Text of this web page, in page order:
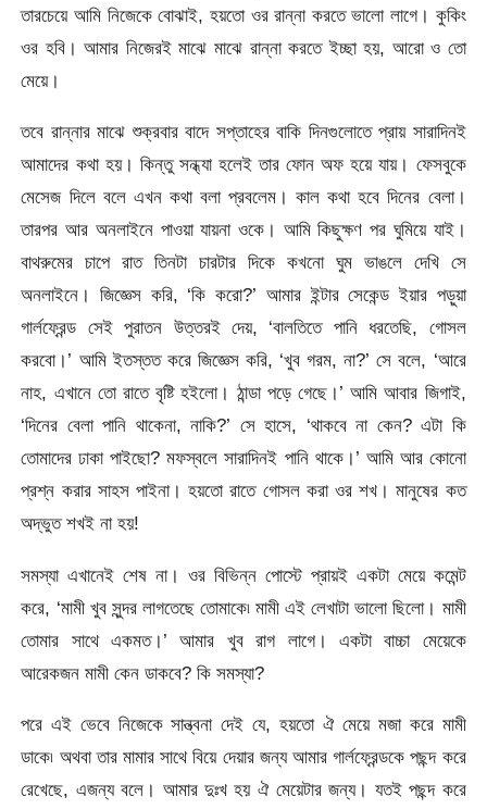
তারচেয়ে আমি নিজেকে বোঝাই, হয়তো ওর রান্না করতে ভালো লাগে। কুকিং
ওর হবি। আমার নিজেরই মাঝে মাঝে রান্না করতে ইচ্ছা হয়, আরো ও তো
মেয়ে।
তবে রান্নার মাঝে শুক্রবার বাদে সপ্তাহের বাকি দিনগুলোতে প্রায় সারাদিনই
আমাদের কথা হয়। কিন্তু সন্ধ্যা হলেই তার ফোন অফ হয়ে যায়। ফেসবুকে
মেসেজ দিলে বলে এখন কথা বলা প্রবলেম। কাল কথা হবে দিনের বেলা।
তারপর আর অনলাইনে পাওয়া যায়না ওকে। আমি কিছুক্ষণ পর ঘুমিয়ে যাই।
বাথরুমের চাপে রাত তিনটা চারটার দিকে কখনো ঘুম ভাঙলে দেখি সে
অনলাইনে। জিজ্ঞেস করি, ‘কি করো?’ আমার ইন্টার সেকেন্ড ইয়ার পড়ুয়া
গার্লফ্রেন্ড সেই পুরাতন উত্তরই দেয়, ‘বালতিতে পানি ধরতেছি, গোসল
করবো।’ আমি ইতস্তত করে জিজ্ঞেস করি, ‘খুব গরম, না?’ সে বলে, ‘আরে
নাহ, এখানে তো রাতে বৃষ্টি হইলো। ঠান্ডা পড়ে গেছে।’ আমি আবার জিগাই,
‘দিনের বেলা পানি থাকেনা, নাকি?’ সে হাসে, ‘থাকবে না কেন? এটা কি
তোমাদের ঢাকা পাইছো? মফস্বলে সারাদিনই পানি থাকে।’ আমি আর কোনো
প্রশ্ন করার সাহস পাইনা। হয়তো রাতে গোসল করা ওর শখ। মানুষের কত
অদ্ভুত শখই না হয়!
সমস্যা এখানেই শেষ না। ওর বিভিন্ন পোস্টে প্রায়ই একটা মেয়ে কমেন্ট
করে, ‘মামী খুব সুন্দর লাগতেছে তোমাকে৷ মামী এই লেখাটা ভালো ছিলো। মামী
তোমার সাথে একমত।’ আমার খুব রাগ লাগে। একটা বাচ্চা মেয়েকে
আরেকজন মামী কেন ডাকবে? কি সমস্যা?
পরে এই ভেবে নিজেকে সান্ত্বনা দেই যে, হয়তো ঐ মেয়ে মজা করে মামী
ডাকে৷ অথবা তার মামার সাথে বিয়ে দেয়ার জন্য আমার গার্লফ্রেন্ডকে পছন্দ করে
রেখেছে, এজন্য বলে। আমার দুঃখ হয় ঐ মেয়েটার জন্য। যতই পছন্দ করে